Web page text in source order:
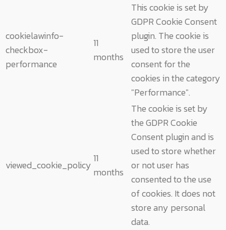
cookielawinfo-
checkbox-
performance
11
months
This cookie is set by
GDPR Cookie Consent
plugin. The cookie is
used to store the user
consent for the
cookies in the category
"Performance".
viewed_cookie_policy
11
months
The cookie is set by
the GDPR Cookie
Consent plugin and is
used to store whether
or not user has
consented to the use
of cookies. It does not
store any personal
data.